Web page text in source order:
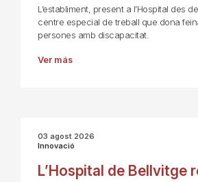
L’establiment, present a l’Hospital des
centre especial de treball que dona
persones amb discapacitat.
Ver más
03 agost 2026
Innovació
L’Hospital de Bellvitge